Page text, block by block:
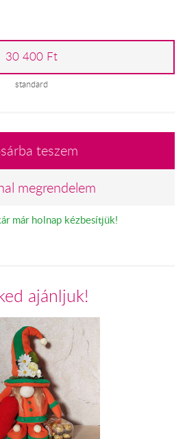
30 400 Ft
standard
teszem
megrendelem
már holnap kézbesítjük!
ajánljuk!